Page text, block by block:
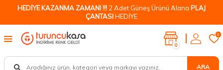
HEDİYE KAZANMA ZAMANI !!! 2 Adet Güneş Ürünü Alana PLAJ
ÇANTASIHEDİYE
ARA
0
0